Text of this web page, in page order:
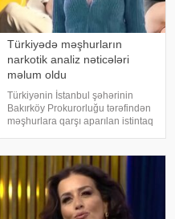
Türkiyədə məşhurların
narkotik analiz nəticələri
məlum oldu
Türkiyənin İstanbul şəhərinin
Bakırköy Prokurorluğu tərəfindən
məşhurlara qarşı aparılan istintaq
götürülmüş bioloji nümunələr
üzərində aparılan toksikoloji
analizləri